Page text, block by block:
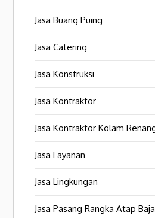
Jasa Buang Puing
Jasa Catering
Jasa Konstruksi
Jasa Kontraktor
Jasa Kontraktor Kolam
Jasa Layanan
Jasa Lingkungan
Jasa Pasang Rangka Atap